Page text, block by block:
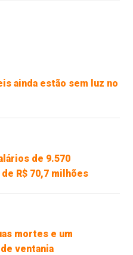
ainda estão sem luz no
de 9.570
R$ 70,7 milhões
mortes e um
ventania